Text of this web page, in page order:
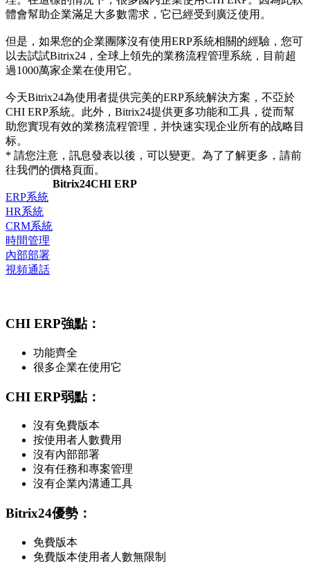
體會幫助企業滿足大多數需求，它已經受到廣泛使用。
但是，如果您的企業團隊沒有使用ERP系統相關的經驗，您可
以去試試Bitrix24，全球上領先的業務流程管理系統，目前超
過1000萬家企業在使用它。
今天Bitrix24為使用者提供完美的ERP系統解決方案，不亞於
CHI ERP系統。此外，Bitrix24提供更多功能和工具，從而幫
助您實現有效的業務流程管理，并快速实现企业所有的战略目
标。
* 請您注意，訊息發表以後，可以變更。為了了解更多，請前
往我們的價格頁面。
Bitrix24CHI ERP
ERP系統
HR系統
CRM系統
時間管理
內部部署
視頻通話
CHI ERP強點：
功能齊全
很多企業在使用它
CHI ERP弱點：
沒有免費版本
按使用者人數費用
沒有內部部署
沒有任務和專案管理
沒有企業內溝通工具
Bitrix24優勢：
免費版本
免費版本使用者人數無限制